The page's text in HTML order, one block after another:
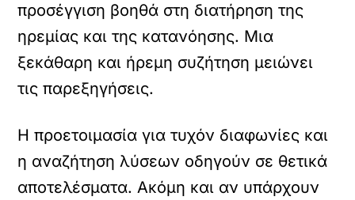
προσέγγιση βοηθά στη διατήρηση της
ηρεμίας και της κατανόησης. Μια
ξεκάθαρη και ήρεμη συζήτηση μειώνει
τις παρεξηγήσεις.
Η προετοιμασία για τυχόν διαφωνίες και
η αναζήτηση λύσεων οδηγούν σε θετικά
αποτελέσματα. Ακόμη και αν υπάρχουν